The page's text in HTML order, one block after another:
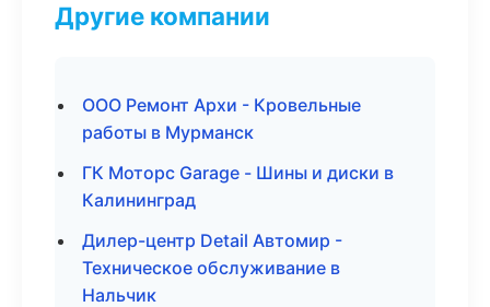
Другие компании
ООО Ремонт Архи - Кровельные
работы в Мурманск
ГК Моторс Garage - Шины и диски в
Калининград
Дилер-центр Detail Автомир -
Техническое обслуживание в
Нальчик